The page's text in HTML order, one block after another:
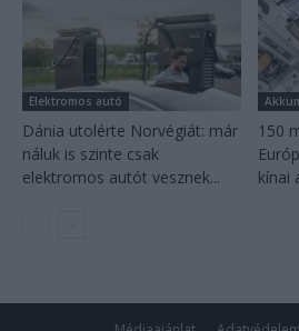
Elektromos autó
Dánia utolérte Norvégiát: már
náluk is szinte csak
elektromos autót vesznek...
150
kínai